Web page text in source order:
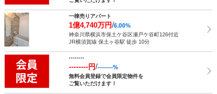
一棟売りアパート
1億4,740万円/6.00%
神奈川県横浜市保土ケ谷区瀬戸ケ谷町126付近
JR横須賀線 保土ヶ谷駅 徒歩 10分
--------
--------円/--------%
無料会員登録で会員限定物件を
ご覧いただけます！